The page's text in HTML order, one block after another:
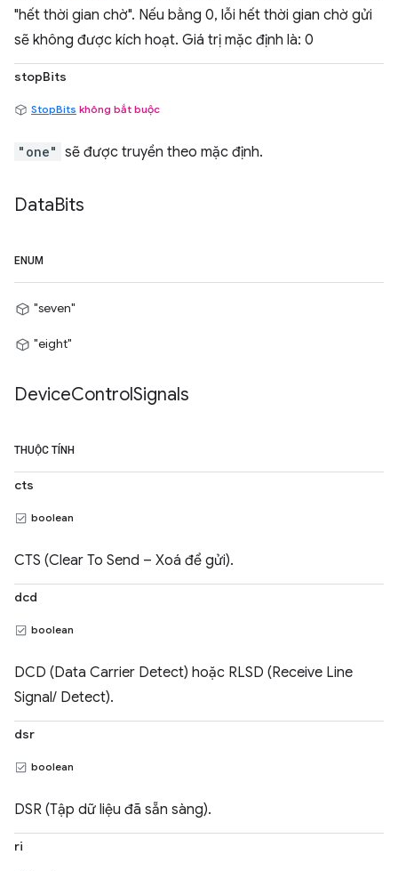
"hết thời gian chờ". Nếu bằng 0, lỗi hết thời gian chờ gửi
sẽ không được kích hoạt. Giá trị mặc định là: 0
stopBits
StopBits không bắt buộc
"one" sẽ được truyền theo mặc định.
DataBits
ENUM
"seven"
"eight"
DeviceControlSignals
THUỘC TÍNH
cts
boolean
CTS (Clear To Send – Xoá để gửi).
dcd
boolean
DCD (Data Carrier Detect) hoặc RLSD (Receive Line
Signal/ Detect).
dsr
boolean
DSR (Tập dữ liệu đã sẵn sàng).
ri